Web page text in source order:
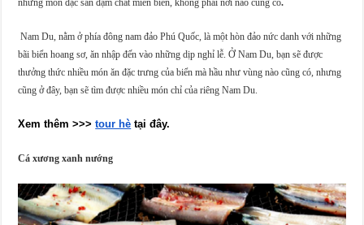
những món đặc sản đậm chất miền biển, không phải nơi nào cũng có.
Nam Du, nằm ở phía đông nam đảo Phú Quốc, là một hòn đảo nức danh với những
bãi biển hoang sơ, ăn nhập đến vào những dịp nghỉ lễ. Ở Nam Du, bạn sẽ được
thưởng thức nhiều món ăn đặc trưng của biển mà hầu như vùng nào cũng có, nhưng
cũng ở đây, bạn sẽ tìm được nhiều món chỉ của riêng Nam Du.
Xem thêm >>> tour hè tại đây.
Cá xương xanh nướng